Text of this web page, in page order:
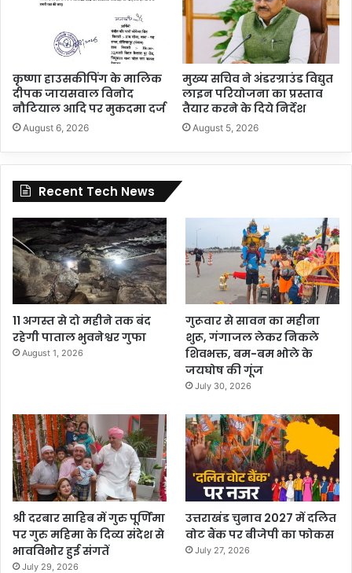
कृष्णा हाउसकीपिंग के मालिक
दीपक जायसवाल विनोद
नौटियाल आदि पर मुकदमा दर्ज
August 6, 2026
मुख्य सचिव ने अंडरग्राउंड विद्युत
लाइन परियोजना का प्रस्ताव
तैयार करने के दिये निर्देश
August 5, 2026
Recent Tech News
11 अगस्त से दो महीने तक बंद
रहेगी पाताल भुवनेश्वर गुफा
August 1, 2026
गुरूवार से सावन का महीना
शुरू, गंगाजल लेकर निकले
शिवभक्त, बम-बम भोले के
जयघोष की गूंज
July 30, 2026
श्री दरबार साहिब में गुरु पूर्णिमा
पर गुरु महिमा के दिव्य संदेश से
भावविभोर हुई संगतें
July 29, 2026
उत्तराखंड चुनाव 2027 में दलित
वोट बैंक पर बीजेपी का फोकस
July 27, 2026